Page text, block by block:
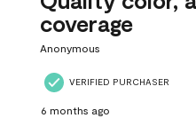
coverage
Anonymous
VERIFIED PURCHASER
6 months ago